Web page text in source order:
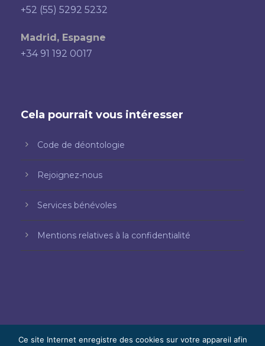
+52 (55) 5292 5232
Madrid, Espagne
+34 91 192 0017
Cela pourrait vous intéresser
Code de déontologie
Rejoignez-nous
Services bénévoles
Mentions relatives à la confidentialité
Ce site Internet enregistre des cookies sur votre appareil afin